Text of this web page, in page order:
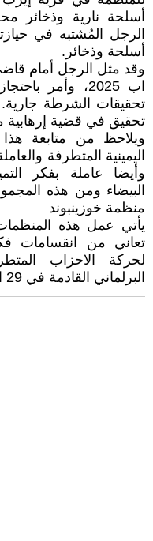
أسلحة نارية وذخائر
الرجل المُشتبه في
أسلحة وذخائر.
اب 2025، وأمر
تحقيقات الشرطة جارية.
تحقيق في قضية
ويلاحظ من متابعة
اليمينية المتطرفة
وأيضا عاملة بفكر
البيضاء ومن هذه
منظمة خوزينبوند
يأتي عمل هذه
تعاني من انقسامات
لحركة الاحزاب
البرلماني القادمة في 29 اكتوبر القادم.